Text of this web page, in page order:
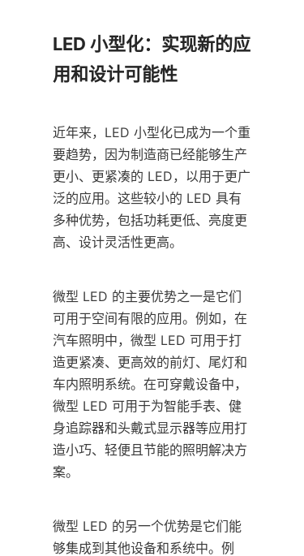
LED 小型化：实现新的应
用和设计可能性
近年来，LED 小型化已成为一个重
要趋势，因为制造商已经能够生产
更小、更紧凑的 LED，以用于更广
泛的应用。这些较小的 LED 具有
多种优势，包括功耗更低、亮度更
高、设计灵活性更高。
微型 LED 的主要优势之一是它们
可用于空间有限的应用。例如，在
汽车照明中，微型 LED 可用于打
造更紧凑、更高效的前灯、尾灯和
车内照明系统。在可穿戴设备中，
微型 LED 可用于为智能手表、健
身追踪器和头戴式显示器等应用打
造小巧、轻便且节能的照明解决方
案。
微型 LED 的另一个优势是它们能
够集成到其他设备和系统中。例